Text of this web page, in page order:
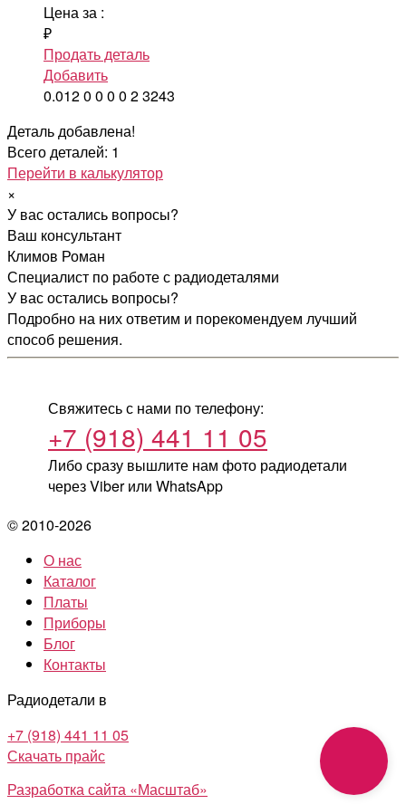
Цена за :
₽
Продать деталь
Добавить
0.0120 0 0 0 23243
Деталь добавлена!
Всего деталей: 1
Перейти в калькулятор
×
У вас остались вопросы?
Ваш консультант
Климов Роман
Специалист по работе с радиодеталями
У вас остались вопросы?
Подробно на них ответим и порекомендуем лучший
способ решения.
Свяжитесь с нами по телефону:
+7 (918) 441 11 05
Либо сразу вышлите нам фото радиодетали
через Viber или WhatsApp
© 2010-2026
О нас
Каталог
Платы
Приборы
Блог
Контакты
Радиодетали в
+7 (918) 441 11 05
Скачать прайс
Разработка сайта «Масштаб»